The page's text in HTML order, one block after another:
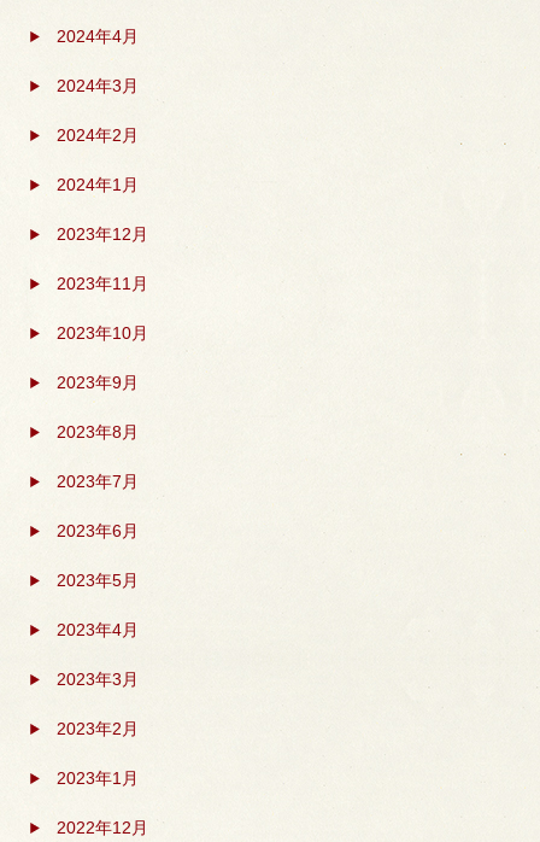
2024年4月
2024年3月
2024年2月
2024年1月
2023年12月
2023年11月
2023年10月
2023年9月
2023年8月
2023年7月
2023年6月
2023年5月
2023年4月
2023年3月
2023年2月
2023年1月
2022年12月